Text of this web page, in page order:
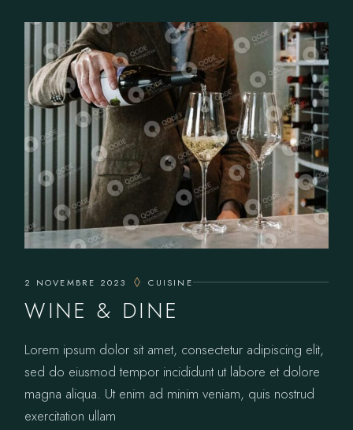
2 NOVEMBRE 2023 CUISINE
WINE & DINE
Lorem ipsum dolor sit amet, consectetur adipiscing elit,
sed do eiusmod tempor incididunt ut labore et dolore
magna aliqua. Ut enim ad minim veniam, quis nostrud
exercitation ullam